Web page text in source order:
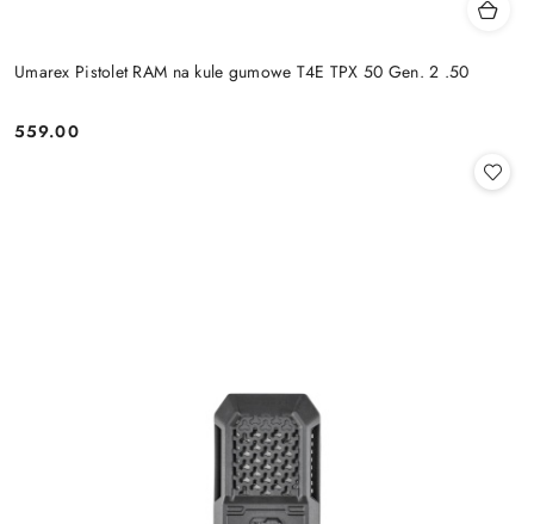
Umarex Pistolet RAM na kule gumowe T4E TPX 50 Gen. 2 .50
Cena:
559.00